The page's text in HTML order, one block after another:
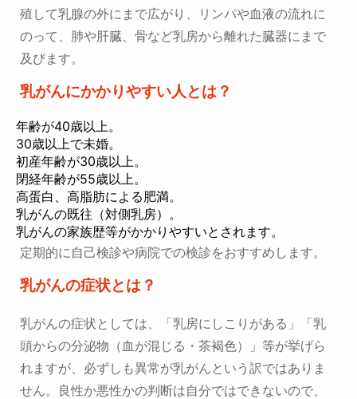
殖して乳腺の外にまで広がり、リンパや血液の流れに
のって、肺や肝臓、骨など乳房から離れた臓器にまで
及びます。
乳がんにかかりやすい人とは？
年齢が40歳以上。
30歳以上で未婚。
初産年齢が30歳以上。
閉経年齢が55歳以上。
高蛋白、高脂肪による肥満。
乳がんの既往（対側乳房）。
乳がんの家族歴等がかかりやすいとされます。
定期的に自己検診や病院での検診をおすすめします。
乳がんの症状とは？
乳がんの症状としては、「乳房にしこりがある」「乳
頭からの分泌物（血が混じる・茶褐色）」等が挙げら
れますが、必ずしも異常が乳がんという訳ではありま
せん。良性か悪性かの判断は自分ではできないので、